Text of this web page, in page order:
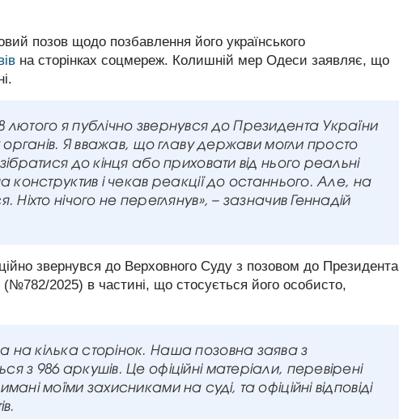
позов щодо позбавлення його українського
на сторінках соцмереж. Колишній мер Одеси заявляє, що
лютого я публічно звернувся до Президента України
органів. Я вважав, що главу держави могли просто
до кінця або приховати від нього реальні
конструктив і чекав реакції до останнього. Але, на
нічого не переглянув», – зазначив Геннадій
звернувся до Верховного Суду з позовом до Президента
(№782/2025) в частині, що стосується його особисто,
на кілька сторінок. Наша позовна заява з
з 986 аркушів. Це офіційні матеріали, перевірені
моїми захисниками на суді, та офіційні відповіді